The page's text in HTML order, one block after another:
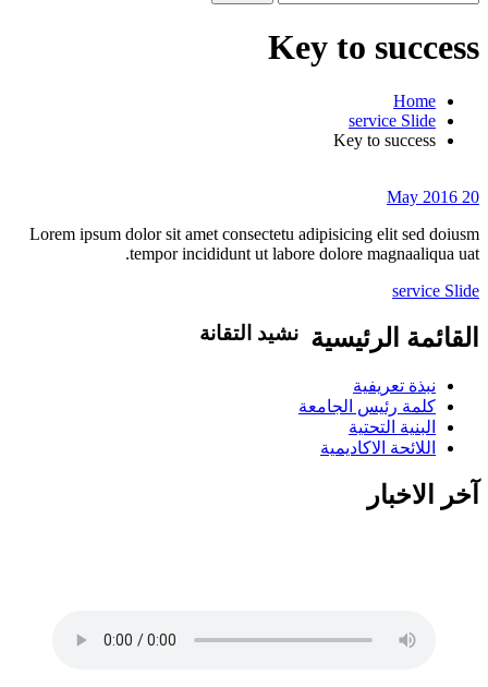
for:
Key to success
Home
service Slide
Key to success
20 May 2016
Lorem ipsum dolor sit amet consectetu adipisicing elit sed doiusm
tempor incididunt ut labore dolore magnaaliqua uat.
service Slide
القائمة الرئيسية
نبذة تعريفية
كلمة رئيس الجامعة
البنية التحتية
اللائحة الاكاديمية
آخر الاخبار
نشيد التقانة